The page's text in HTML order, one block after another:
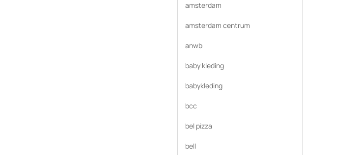
amsterdam
amsterdam centrum
anwb
baby kleding
babykleding
bcc
bel pizza
bell